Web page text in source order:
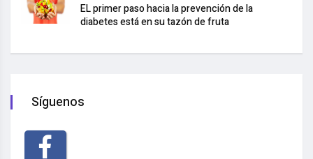
EL primer paso hacia la prevención de la
diabetes está en su tazón de fruta
Síguenos